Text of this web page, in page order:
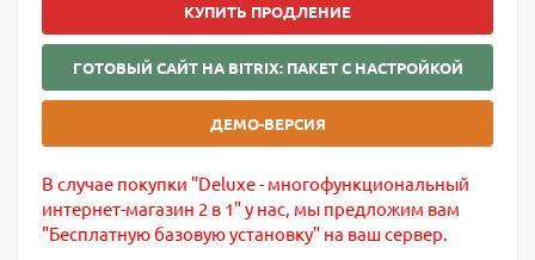
КУПИТЬ ПРОДЛЕНИЕ
ГОТОВЫЙ САЙТ НА BITRIX: ПАКЕТ С НАСТРОЙКОЙ
ДЕМО-ВЕРСИЯ
В случае покупки "Deluxe - многофункциональный
интернет-магазин 2 в 1" у нас, мы предложим вам
"Бесплатную базовую установку" на ваш сервер.